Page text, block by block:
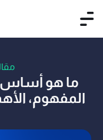
ما هو أساس
المفهوم،